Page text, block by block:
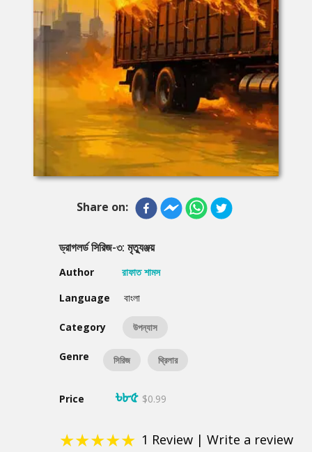
Share on:
ড্রাগলর্ড সিরিজ-৩: মৃত্যুঞ্জয়
Author
রাফাত শামস
Language
বাংলা
Category উপন্যাস
Genre সিরিজ থ্রিলার
Price ৳৮৫ $0.99
★★★★★ 1 Review | Write a review